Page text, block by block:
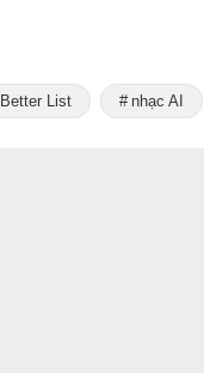
Better List nhạc AI